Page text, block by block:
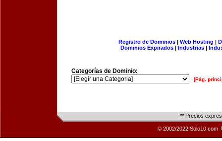
Registro de Dominios| Web Hosting |
Dominios Expirados | Industrias |
Categorías de Dominio:
[Pág.
** Precios
© 2002/2022 Solo10.com